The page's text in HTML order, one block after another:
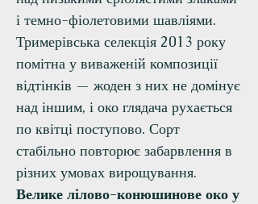
і темно-фіолетовими шавліями.
Тримерівська селекція 2013 року
помітна у виваженій композиції
відтінків — жоден з них не домінує
над іншим, і око глядача рухається
по квітці поступово. Сорт
стабільно повторює забарвлення в
різних умовах вирощування.
Велике лілово-конюшинове око у